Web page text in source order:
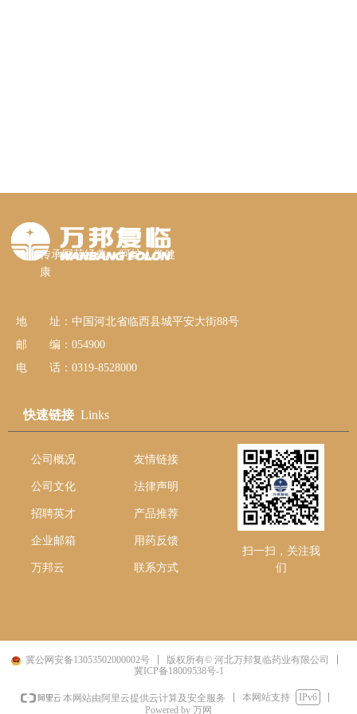
传承国药经典 呵护人类健
康
地 址：中国河北省临西县城平安大街88号
邮 编：054900
电 话：0319-8528000
快速链接 Links
扫一扫，关注我
们
公司概况
公司文化
招聘英才
企业邮箱
万邦云
友情链接
法律声明
产品推荐
用药反馈
联系方式
冀公网安备13053502000002号
版权所有© 河北万邦复临药业有限公司
冀ICP备18009538号-1
本网站由阿里云提供云计算及安全服务 本网站支持
IPv6
Powered by 万网